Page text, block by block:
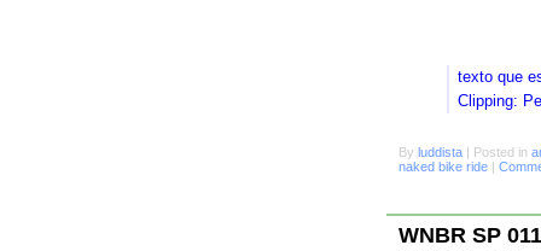
texto que
Clipping:
By luddista | Posted in
naked bike ride |
WNBR SP 011